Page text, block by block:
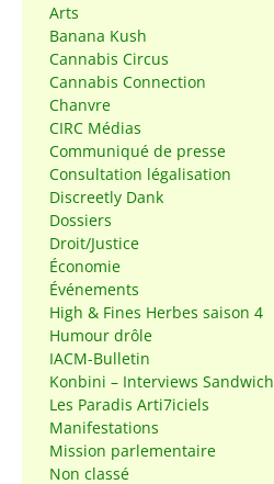
Arts
Banana Kush
Cannabis Circus
Cannabis Connection
Chanvre
CIRC Médias
Communiqué de presse
Consultation légalisation
Discreetly Dank
Dossiers
Droit/Justice
Économie
Événements
High & Fines Herbes saison 4
Humour drôle
IACM-Bulletin
Konbini – Interviews Sandwich
Les Paradis Arti7iciels
Manifestations
Mission parlementaire
Non classé